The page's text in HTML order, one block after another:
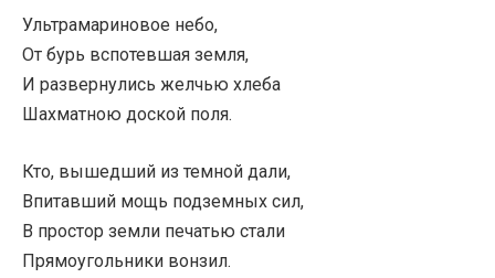
Ультрамариновое небо,
От бурь вспотевшая земля,
И развернулись желчью хлеба
Шахматною доской поля.
Кто, вышедший из темной дали,
Впитавший мощь подземных сил,
В простор земли печатью стали
Прямоугольники вонзил.